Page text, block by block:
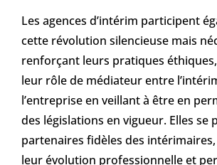
Les agences d’intérim participent
cette révolution silencieuse mais
renforçant leurs pratiques
leur rôle de médiateur entre
l’entreprise en veillant à être en
des législations en vigueur. Elles se
partenaires fidèles des
leur évolution professionnelle et